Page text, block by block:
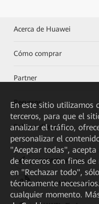
Acerca de Huawei
Cómo comprar
Partner
Recursos
Enlaces directos
HUAWEI eKit App
Huawei HiKnow App
En este sitio utilizamos
terceros, para que el
analizar el tráfico,
personalizar el
"Aceptar todas",
de terceros con fines
en "Rechazar todo",
técnicamente
cualquier momento.